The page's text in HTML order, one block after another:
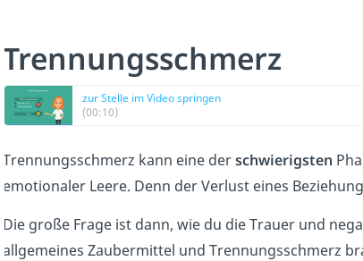
Trennungsschmerz
zur Stelle im Video springen
(00:10)
Trennungsschmerz kann eine derschwierigsten
emotionaler Leere. Denn der Verlust eines
Die große Frage ist dann, wie du die Trauer und
allgemeines Zaubermittel und Trennungsschmerz